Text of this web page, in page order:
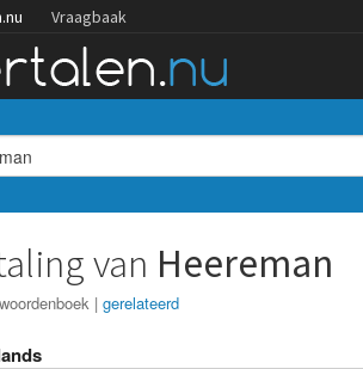
Vraagbaak
van Heereman
woordenboek |gerelateerd